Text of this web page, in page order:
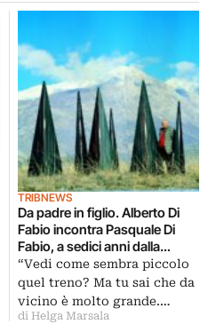
TRIBNEWS
Da padre in figlio. Alberto Di
Fabio incontra Pasquale Di
Fabio, a sedici anni dalla
scomparsa. Un dialogo
silenzioso, tra due artisti
abruzzesi, ad Atri
“Vedi come sembra piccolo
quel treno? Ma tu sai che da
vicino è molto grande.…
di Helga Marsala